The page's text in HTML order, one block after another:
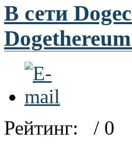
В сети
Рейтинг:
/ 0